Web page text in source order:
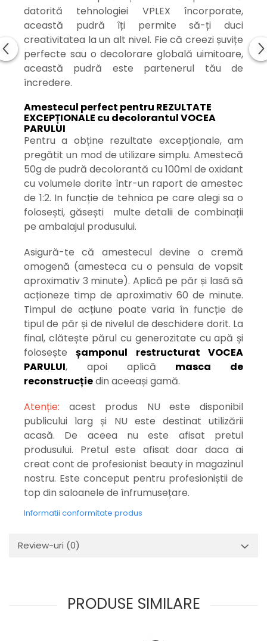
datorită tehnologiei VPLEX încorporate,
această pudră îți permite să-ți duci
creativitatea la un alt nivel. Fie că creezi șuvițe
perfecte sau o decolorare globală uimitoare,
această pudră este partenerul tău de
încredere.
Amestecul perfect pentru REZULTATE
EXCEPȚIONALE cu decolorantul VOCEA
PARULUI
Pentru a obține rezultate excepționale, am
pregătit un mod de utilizare simplu. Amestecă
50g de pudră decolorantă cu 100ml de oxidant
cu volumele dorite într-un raport de amestec
de 1:2. In funcție de tehnica pe care alegi sa o
folosești, găsești multe detalii de combinații
pe ambalajul produsului.
Asigură-te că amestecul devine o cremă
omogenă (amesteca cu o pensula de vopsit
aproximativ 3 minute). Aplică pe păr și lasă să
acționeze timp de aproximativ 60 de minute.
Timpul de acțiune poate varia în funcție de
tipul de păr și de nivelul de deschidere dorit. La
final, clătește părul cu generozitate cu apă și
foloseșteșamponul restructurat VOCEA
PARULUI, apoi aplică masca de
reconstrucțiedin aceeași gamă.
Atenție: acest produs NU este disponibil
publicului larg și NU este destinat utilizării
acasă. De aceea nu este afisat pretul
produsului. Pretul este afisat doar daca ai
creat cont de profesionist beauty in magazinul
nostru. Este conceput pentru profesioniștii de
top din saloanele de înfrumusețare.
Informatii conformitate produs
Review-uri (0)
PRODUSE SIMILARE